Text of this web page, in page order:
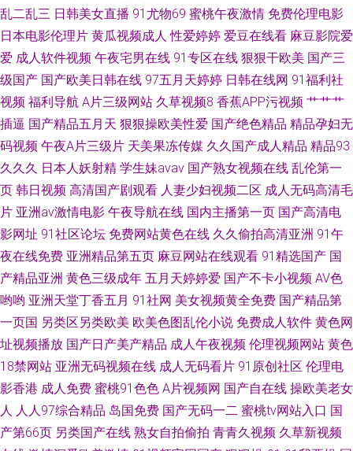
视屏 日韩天堂日日干 人妻熟女在线网址 欧美不卡成人在线 玖玖草视频 九草
一区 国产最新网址 国产精品九 东京热九九精品
乱二乱三 日韩美女直播 91尤物69 蜜桃午夜激情 免费伦理电影
日本电影伦理片 黄瓜视频成人 性爱婷婷 爱豆在线看 麻豆影院爱
爱 成人软件视频 午夜宅男在线 91专区在线 狠狠干欧美 国产三
级国产 国产欧美日韩在线 97五月天婷婷 日韩在线网 91福利社
视频 福利导航 A片三级网站 久草视频8 香蕉APP污视频 艹艹艹
插逼 国产精品五月天 狠狠操欧美性爱 国产绝色精品 精品孕妇无
码视频 午夜A片三级片 天美果冻传媒 久久国产成人精品 精品93
久久久 日本人妖射精 学生妹avav 国产熟女视频在线 乱伦第一
页 韩日视频 高清国产剧观看 人妻少妇视频二区 成人无码高清毛
片 亚洲av激情电影 午夜导航在线 国内主播第一页 国产高清电
影网址 91社区论坛 免费网站黄色在线 久久偷拍高清亚洲 91午
夜在线免费 亚洲精品第五页 麻豆网站在线观看 91精选国产 国
产精品亚洲 黄色三级成年 五月天婷婷爱 国产不卡小视频 AV色
哟哟 亚洲天堂丁香五月 91社网 美女视频黄全免费 国产精品第
一页国 另类区另类欧美 欧美色图乱伦小说 免费成人软件 黄色网
址视频播放 国产日产美产精品 成人午夜视频 伦理视频网站 黄色
18禁网站 亚洲无码视频在线 成人无码看片 91原创社区 伦理电
影香港 成人免费 蜜桃91色色 A片视频网 国产自在线 操欧美老女
人 人人97综合精品 岛国免费 国产无码一二 蜜桃tv网站入口 国
产第66页 另类国产在线 熟女自拍偷拍 青青久视频 久草新视频